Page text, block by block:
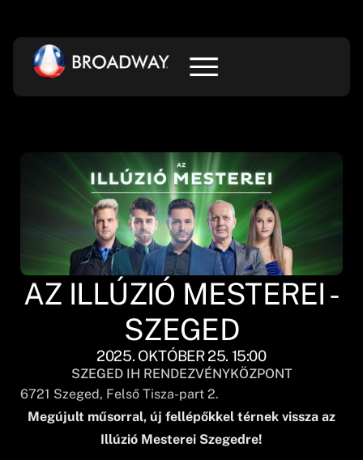
AZ ILLÚZIÓ MESTEREI -
SZEGED
2025. OKTÓBER 25. 15:00
SZEGED IH RENDEZVÉNYKÖZPONT
6721 Szeged, Felső Tisza-part 2.
Megújult műsorral, új fellépőkkel térnek vissza az
Illúzió Mesterei Szegedre!